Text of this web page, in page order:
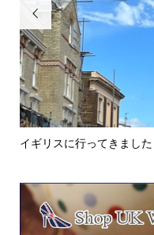

イギリスに行ってきまし